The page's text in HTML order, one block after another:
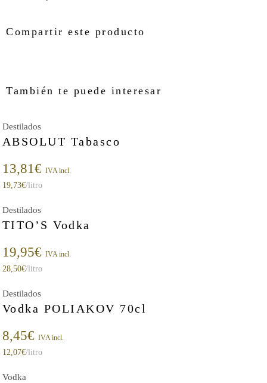
Compartir este producto
También te puede interesar
Destilados
ABSOLUT Tabasco
13,81€ IVA incl.
19,73€/litro
Destilados
TITO’S Vodka
19,95€ IVA incl.
28,50€/litro
Destilados
Vodka POLIAKOV 70cl
8,45€ IVA incl.
12,07€/litro
Vodka